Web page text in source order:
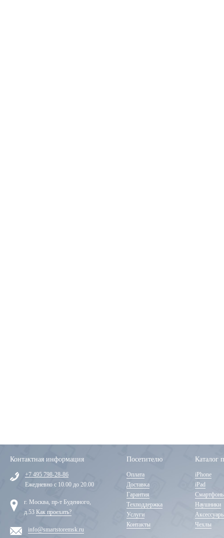
Контактная информация
+7 495 798-28-86
Ежедневно с 10.00 до 20.00
г. Москва, пр-т Буденного,
д.53 Как проехать?
info@smartstoremsk.ru
Посетителю
Оплата
Доставка
Гарантия
Техподдержка
Услуги
Контакты
Каталог
iPhone
iPad
Наушники
Чехлы